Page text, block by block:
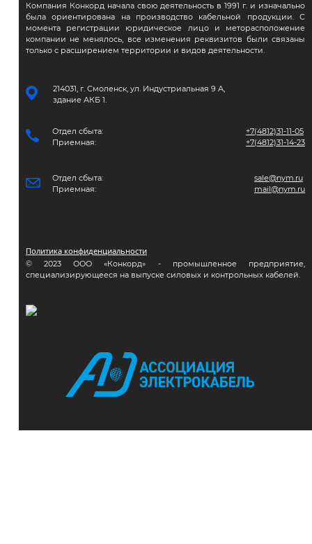
Компания Конкорд начала свою деятельность в 1991 г. и изначально
была ориентирована на производство кабельной продукции. С
момента регистрации юридическое лицо и меторасположение
компании не менялось, все изменения реквизитов были связаны
только с расширением территории и видов деятельности.
214031, г. Смоленск, ул. Индустриальная 9 А,
здание АКБ 1.
Отдел сбыта:
Приемная:
+7(4812)31-11-05
+7(4812)31-14-23
Отдел сбыта:
Приемная:
sale@nym.ru
mail@nym.ru
Политика конфиденциальности
© 2023 ООО «Конкорд» - промышленное предприятие,
специализирующееся на выпуске силовых и контрольных кабелей.